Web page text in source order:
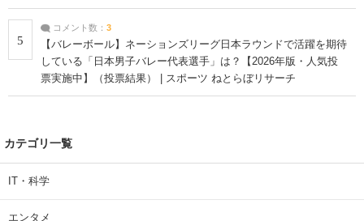
5
コメント数： 3
【バレーボール】ネーションズリーグ日本ラウンドで活躍を期待
している「日本男子バレー代表選手」は？【2026年版・人気投
票実施中】（投票結果） | スポーツ ねとらぼリサーチ
カテゴリ一覧
IT・科学
エンタメ